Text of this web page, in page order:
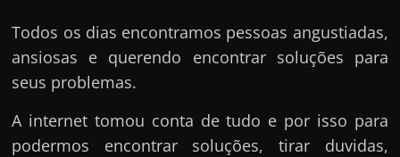
Todos os dias encontramos pessoas angustiadas,
ansiosas e querendo encontrar soluções para
seus problemas.
A internet tomou conta de tudo e por isso para
podermos encontrar soluções, tirar duvidas,